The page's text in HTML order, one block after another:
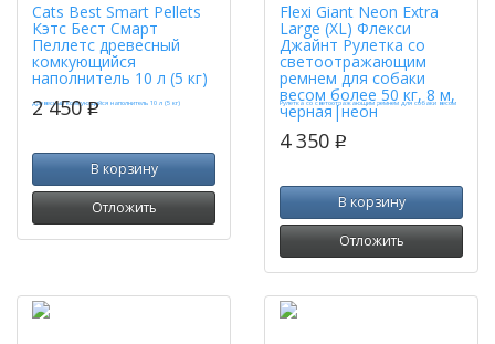
Cats Best Smart Pellets
Кэтс Бест Смарт
Пеллетс древесный
комкующийся
наполнитель 10 л (5 кг)
2 450p
В корзину
Отложить
Flexi Giant Neon Extra
Large (XL) Флекси
Джайнт Рулетка со
светоотражающим
ремнем для собаки
весом более 50 кг, 8 м,
черная|неон
4 350 p
В корзину
Отложить